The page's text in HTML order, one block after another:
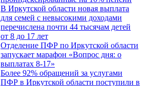
В Иркутской области новая выплата
для семей с невысокими доходами
перечислена почти 44 тысячам детей
от 8 до 17 лет
Отделение ПФР по Иркутской области
запускает марафон «Вопрос дня: о
выплатах 8-17»
Более 92% обращений за услугами
ПФР в Иркутской области поступили в